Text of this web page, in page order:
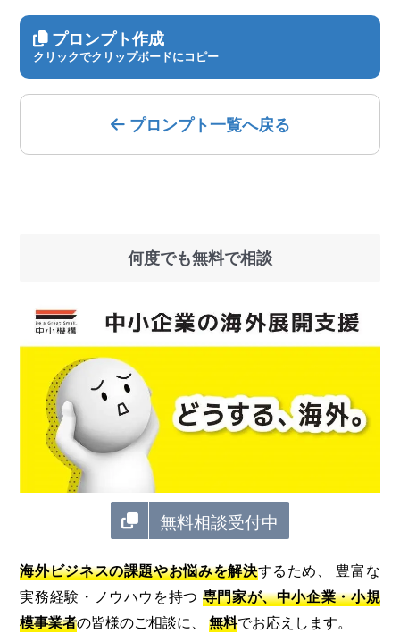
プロンプト作成
クリックでクリップボードにコピー
プロンプト一覧へ戻る
何度でも無料で相談
無料相談受付中
海外ビジネスの課題やお悩みを解決するため、 豊富な
実務経験・ノウハウを持つ 専門家が、中小企業・小規
模事業者の皆様のご相談に、無料でお応えします。